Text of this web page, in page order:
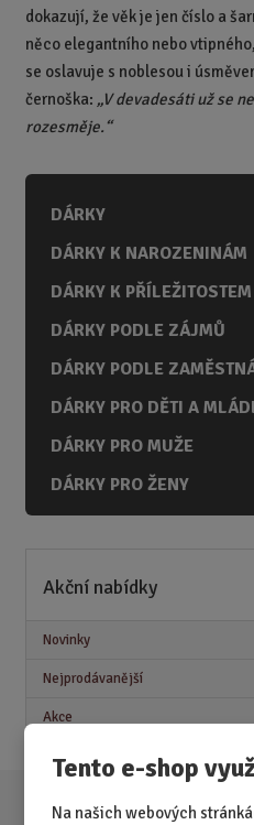
Tento e-shop
Na našich webových
dokazují, že věk je jen číslo a
něco elegantního nebo
se oslavuje s noblesou i
černoška: „V devadesáti už se
rozesměje.“
DÁRKY
DÁRKY K NAROZENINÁM
DÁRKY K PŘÍLEŽITOSTEM
DÁRKY PODLE ZÁJMŮ
DÁRKY PODLE
DÁRKY PRO DĚTI A
DÁRKY PRO MUŽE
DÁRKY PRO ŽENY
Akční nabídky
Novinky
Nejprodávanější
Akce